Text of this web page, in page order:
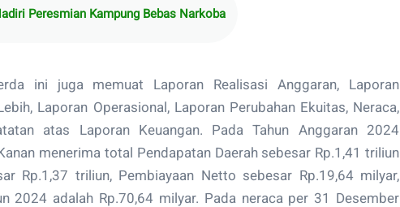
Peresmian Kampung Bebas Narkoba
ini juga memuat Laporan Realisasi Anggaran, Laporan
Laporan Operasional, Laporan Perubahan Ekuitas, Neraca,
atas Laporan Keuangan. Pada Tahun Anggaran 2024
menerima total Pendapatan Daerah sebesar Rp.1,41 triliun
Rp.1,37 triliun, Pembiayaan Netto sebesar Rp.19,64 milyar,
2024 adalah Rp.70,64 milyar. Pada neraca per 31 Desember